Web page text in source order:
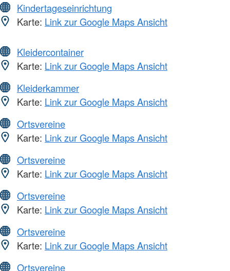
Kindertageseinrichtung
Karte: Link zur Google Maps Ansicht
Kleidercontainer
Karte: Link zur Google Maps Ansicht
Kleiderkammer
Karte: Link zur Google Maps Ansicht
Ortsvereine
Karte: Link zur Google Maps Ansicht
Ortsvereine
Karte: Link zur Google Maps Ansicht
Ortsvereine
Karte: Link zur Google Maps Ansicht
Ortsvereine
Karte: Link zur Google Maps Ansicht
Ortsvereine